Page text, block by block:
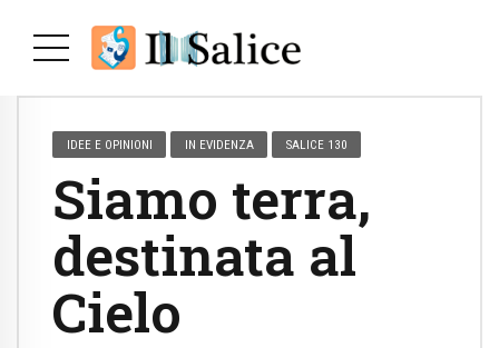
IDEE E OPINIONI IN EVIDENZA SALICE 130
Siamo terra,
destinata al
Cielo